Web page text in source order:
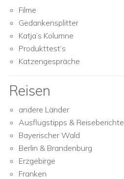
Filme
Gedankensplitter
Katja’s Kolumne
Produkttest’s
Katzengespräche
Reisen
andere Länder
Ausflugstipps & Reiseberichte
Bayerischer Wald
Berlin & Brandenburg
Erzgebirge
Franken